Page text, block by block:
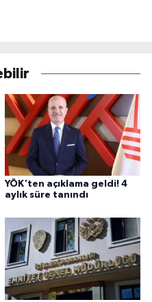
YÖK'ten açıklama geldi! 4
aylık süre tanındı